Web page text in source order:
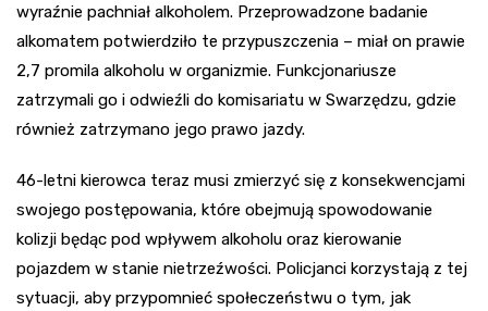
wyraźnie pachniał alkoholem. Przeprowadzone badanie
alkomatem potwierdziło te przypuszczenia – miał on prawie
2,7 promila alkoholu w organizmie. Funkcjonariusze
zatrzymali go i odwieźli do komisariatu w Swarzędzu, gdzie
również zatrzymano jego prawo jazdy.
46-letni kierowca teraz musi zmierzyć się z konsekwencjami
swojego postępowania, które obejmują spowodowanie
kolizji będąc pod wpływem alkoholu oraz kierowanie
pojazdem w stanie nietrzeźwości. Policjanci korzystają z tej
sytuacji, aby przypomnieć społeczeństwu o tym, jak